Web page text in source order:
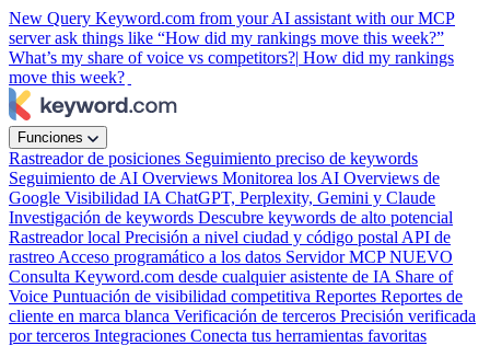
New Query Keyword.com from your AI assistant with our MCP
server ask things like “How did my rankings move this week?”
What’s my share of voice vs competitors?| How did my rankings
move this week?
Funciones
Rastreador de posiciones Seguimiento preciso de keywords
Seguimiento de AI Overviews Monitorea los AI Overviews de
Google Visibilidad IA ChatGPT, Perplexity, Gemini y Claude
Investigación de keywords Descubre keywords de alto potencial
Rastreador local Precisión a nivel ciudad y código postal API de
rastreo Acceso programático a los datos Servidor MCPNUEVO
Consulta Keyword.com desde cualquier asistente de IA Share of
Voice Puntuación de visibilidad competitiva Reportes Reportes de
cliente en marca blanca Verificación de terceros Precisión verificada
por terceros Integraciones Conecta tus herramientas favoritas